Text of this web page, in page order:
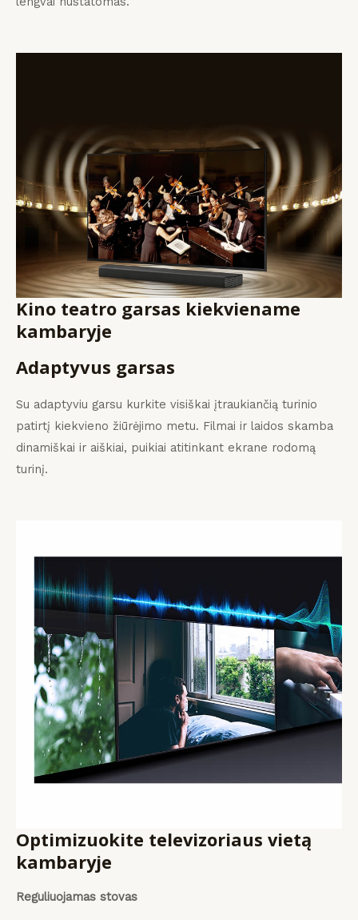
Kino teatro garsas kiekviename
kambaryje
Adaptyvus garsas
Su adaptyviu garsu kurkite visiškai įtraukiančią turinio
patirtį kiekvieno žiūrėjimo metu. Filmai ir laidos skamba
dinamiškai ir aiškiai, puikiai atitinkant ekrane rodomą
turinį.
Optimizuokite televizoriaus vietą
kambaryje
Reguliuojamas stovas